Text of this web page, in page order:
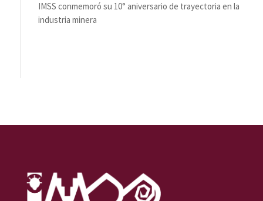
IMSS conmemoró su 10° aniversario de trayectoria en la
industria minera